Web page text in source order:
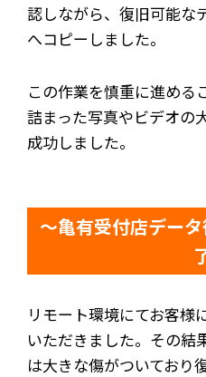
認しながら、復旧可能な
へコピーしました。
この作業を慎重に進める
詰まった写真やビデオの
成功しました。
～亀有受付店デー
リモート環境にてお客様
いただきました。その結
は大きな傷がついており